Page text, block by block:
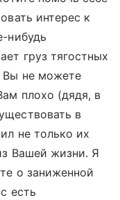
интерес к
нибудь
груз тягостных
Вы не можете
плохо (дядя, в
в
не только их
Вашей жизни. Я
о заниженной
есть